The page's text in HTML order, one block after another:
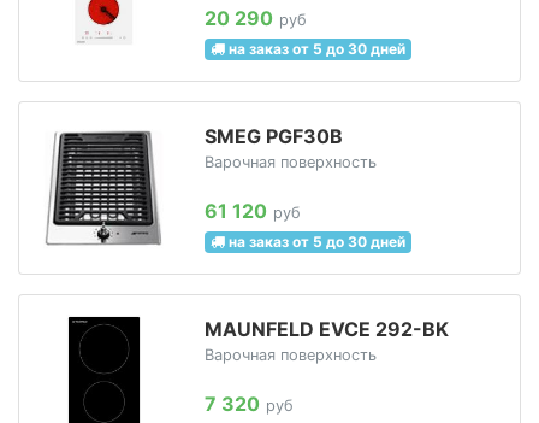
20 290 руб
на заказ от 5 до 30 дней
SMEG PGF30B
Варочная поверхность
61 120 руб
на заказ от 5 до 30 дней
MAUNFELD EVCE 292-BK
Варочная поверхность
7 320 руб